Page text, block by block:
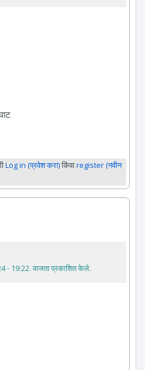
Log in (प्रवेश करा)किंवाregister (नवीन
- 19:22. वाजता प्रकाशित केले.